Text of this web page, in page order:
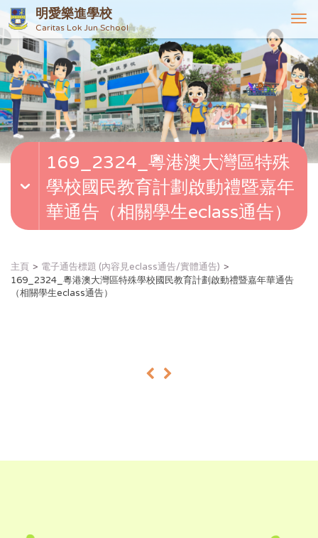
明愛樂進學校
Caritas Lok Jun School
T
o
g
g
l
e
n
v
i
169_2324_粵港澳大灣區特殊
學校國民教育計劃啟動禮暨嘉年
華通告（相關學生eclass通告）
主頁
電子通告標題 (內容見eclass通告/實體通告)
169_2324_粵港澳大灣區特殊學校國民教育計劃啟動禮暨嘉年華通告
（相關學生eclass通告）
« »